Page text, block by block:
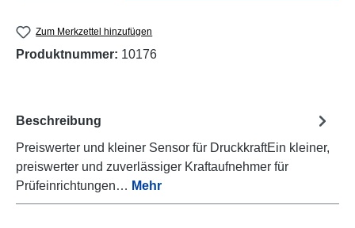
Zum Merkzettel hinzufügen
Produktnummer: 10176
Beschreibung
Preiswerter und kleiner Sensor für DruckkraftEin kleiner,
preiswerter und zuverlässiger Kraftaufnehmer für
Prüfeinrichtungen… Mehr